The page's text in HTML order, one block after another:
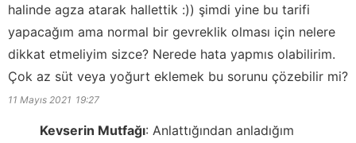
halinde agza atarak hallettik :)) şimdi yine bu tarifi
yapacağım ama normal bir gevreklik olması için nelere
dikkat etmeliyim sizce? Nerede hata yapmıs olabilirim.
Çok az süt veya yoğurt eklemek bu sorunu çözebilir mi?
11 Mayıs 2021 19:27
Kevserin Mutfağı: Anlattığından anladığım